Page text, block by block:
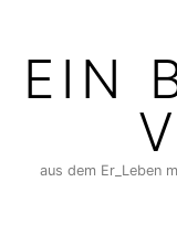
contentEIN
aus dem Er_Leben